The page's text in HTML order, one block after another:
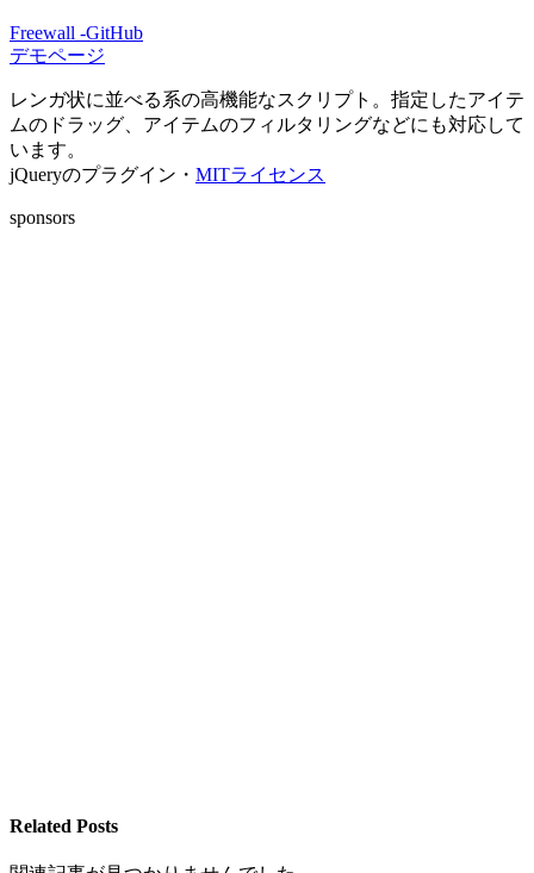
Freewall -GitHub
デモページ
レンガ状に並べる系の高機能なスクリプト。指定したアイテ
ムのドラッグ、アイテムのフィルタリングなどにも対応して
います。
jQueryのプラグイン・ MITライセンス
sponsors
Related Posts